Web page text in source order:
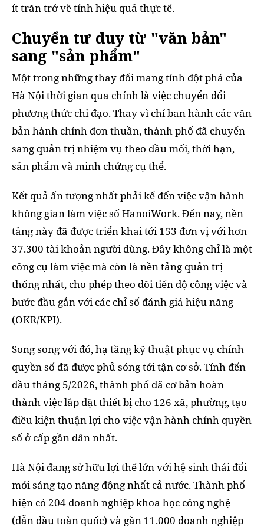
ít trăn trở về tính hiệu quả thực tế.
Chuyển tư duy từ "văn bản"
sang "sản phẩm"
Một trong những thay đổi mang tính đột phá của
Hà Nội thời gian qua chính là việc chuyển đổi
phương thức chỉ đạo. Thay vì chỉ ban hành các văn
bản hành chính đơn thuần, thành phố đã chuyển
sang quản trị nhiệm vụ theo đầu mối, thời hạn,
sản phẩm và minh chứng cụ thể.
Kết quả ấn tượng nhất phải kể đến việc vận hành
không gian làm việc số HanoiWork. Đến nay, nền
tảng này đã được triển khai tới 153 đơn vị với hơn
37.300 tài khoản người dùng. Đây không chỉ là một
công cụ làm việc mà còn là nền tảng quản trị
thống nhất, cho phép theo dõi tiến độ công việc và
bước đầu gắn với các chỉ số đánh giá hiệu năng
(OKR/KPI).
Song song với đó, hạ tầng kỹ thuật phục vụ chính
quyền số đã được phủ sóng tới tận cơ sở. Tính đến
đầu tháng 5/2026, thành phố đã cơ bản hoàn
thành việc lắp đặt thiết bị cho 126 xã, phường, tạo
điều kiện thuận lợi cho việc vận hành chính quyền
số ở cấp gần dân nhất.
Hà Nội đang sở hữu lợi thế lớn với hệ sinh thái đổi
mới sáng tạo năng động nhất cả nước. Thành phố
hiện có 204 doanh nghiệp khoa học công nghệ
(dẫn đầu toàn quốc) và gần 11.000 doanh nghiệp